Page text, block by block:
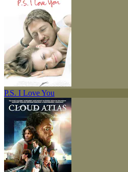
P.S. I Love You